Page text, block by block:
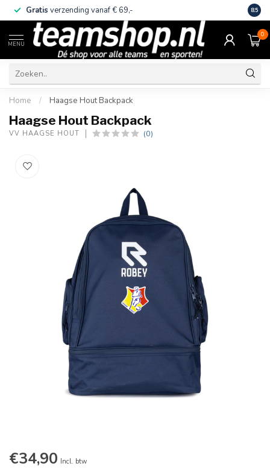
Gratis verzending vanaf € 69,- Eigen
8.5
MENU
0
Home / Haagse Hout Backpack
Haagse Hout Backpack
VV HAAGSE HOUT (0)
€34,90 Incl. btw